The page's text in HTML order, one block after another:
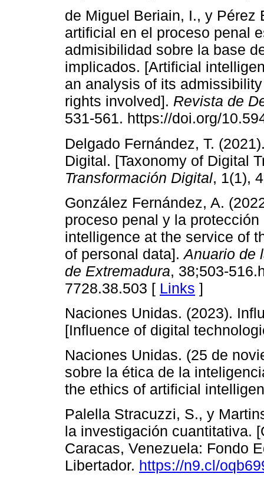
de Miguel Beriain, I., y Pérez
artificial en el proceso penal
admisibilidad sobre la base
implicados. [Artificial
an analysis of its
rights involved]. Revista de
531-561. https://doi.org/
Delgado Fernández, T.
Digital. [Taxonomy of Digital
Transformación Digital, 1(1),
González Fernández, A.
proceso penal y la
intelligence at the service of
of personal data].Anuario de
de Extremadura, 38;503-
7728.38.503 [ Links ]
Naciones Unidas. (2023).
[Influence of digital
Naciones Unidas. (25 de
sobre la ética de la
the ethics of artificial
Palella Stracuzzi, S., y
la investigación cuantitativa.
Caracas, Venezuela: Fondo
Libertador. https://n9.cl/